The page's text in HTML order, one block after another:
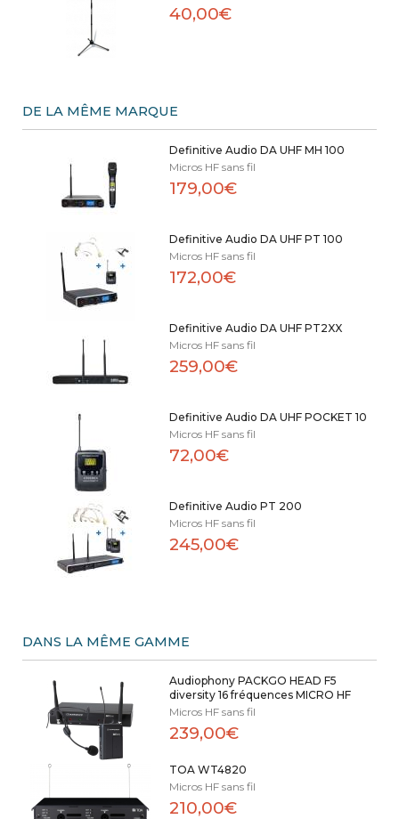
40,00€
DE LA MÊME MARQUE
Definitive Audio DA UHF MH 100
Micros HF sans fil
179,00€
Definitive Audio DA UHF PT 100
Micros HF sans fil
172,00€
Definitive Audio DA UHF PT2XX
Micros HF sans fil
259,00€
Definitive Audio DA UHF POCKET 10
Micros HF sans fil
72,00€
Definitive Audio PT 200
Micros HF sans fil
245,00€
DANS LA MÊME GAMME
Audiophony PACKGO HEAD F5
diversity 16 fréquences MICRO HF
Micros HF sans fil
239,00€
TOA WT4820
Micros HF sans fil
210,00€